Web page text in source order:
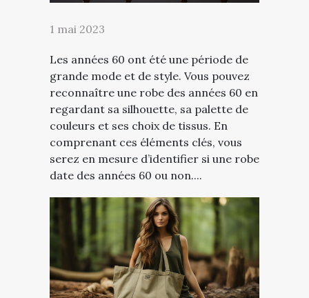
1 mai 2023
Les années 60 ont été une période de
grande mode et de style. Vous pouvez
reconnaître une robe des années 60 en
regardant sa silhouette, sa palette de
couleurs et ses choix de tissus. En
comprenant ces éléments clés, vous
serez en mesure d’identifier si une robe
date des années 60 ou non....